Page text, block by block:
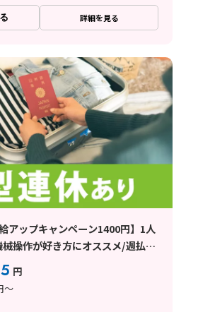
詳細を見る
アップキャンペーン1400円】1人
操作が好き方にオススメ/週払い
円
～